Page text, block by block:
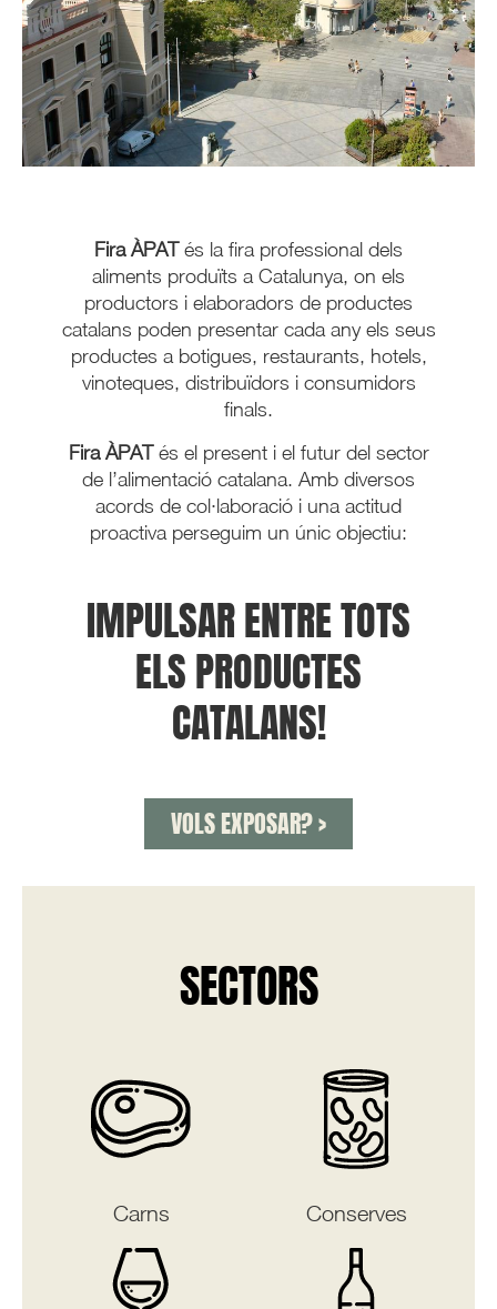
Fira ÀPATés la fira professional dels
aliments produïts a Catalunya, on els
productors i elaboradors de productes
catalans poden presentar cada any els seus
productes a botigues, restaurants, hotels,
vinoteques, distribuïdors i consumidors
finals.
Fira ÀPATés el present i el futur del sector
de l’alimentació catalana. Amb diversos
acords de col·laboració i una actitud
proactiva perseguim un únic objectiu:
IMPULSAR ENTRE TOTS
ELS PRODUCTES
CATALANS!
VOLS EXPOSAR? >
SECTORS
Carns Conserves